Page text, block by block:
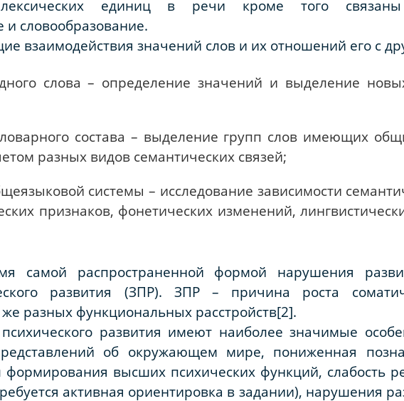
лексических единиц в речи кроме того
и словообразование.
взаимодействия значений слов и их отношений его с
слова – определение значений и выделение
состава – выделение групп слов имеющих
разных видов семантических связей;
системы – исследование зависимости
признаков, фонетических изменений,
самой распространенной формой нарушения
развития (ЗПР). ЗПР – причина роста
разных функциональных расстройств[2].
развития имеют наиболее значимые
об окружающем мире, пониженная
высших психических функций, слабость
активная ориентировка в задании), нарушения